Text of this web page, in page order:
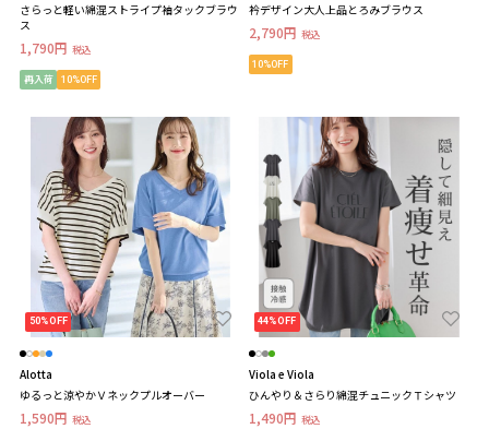
さらっと軽い綿混ストライプ袖タックブラウ
ス
1,790円 税込
再入荷 10%OFF
衿デザイン大人上品とろみブラウス
2,790円 税込
10%OFF
50%OFF
Alotta
ゆるっと涼やかＶネックプルオーバー
1,590円 税込
44%OFF
Viola e Viola
ひんやり＆さらり綿混チュニックＴシャツ
1,490円 税込